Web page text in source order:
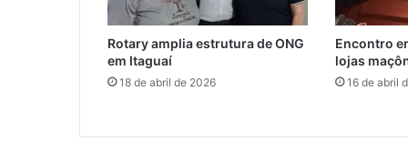
d
e
p
a
g
Rotary amplia estrutura de ONG
em Itaguaí
18 de abril de 2026
Encontro
lojas
16 de abril